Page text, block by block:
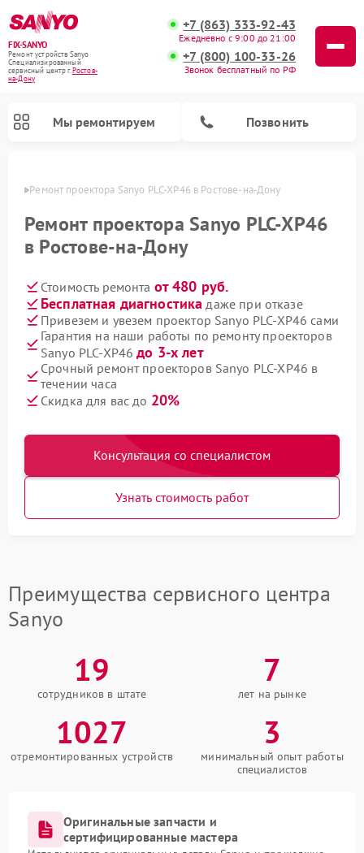
FIX-SANYO
Ремонт устройств Sanyo
Специализированный
cервисный центр г.Ростов-
на-Дону
+7 (863) 333-92-43
Ежедневно с 9:00 до 21:00
+7 (800) 100-33-26
Звонок бесплатный по РФ
Мы ремонтируем Позвонить
Ремонт проектора Sanyo PLC-XP46 в Ростове-на-Дону
Ремонт проектора Sanyo PLC-XP46
в Ростове-на-Дону
Стоимость ремонта от 480 руб.
Бесплатная диагностика даже при отказе
Привезем и увезем проектор Sanyo PLC-XP46 сами
Гарантия на наши работы по ремонту проекторов
Sanyo PLC-XP46до 3-х лет
Срочный ремонт проекторов Sanyo PLC-XP46 в
течении часа
Скидка для вас до 20%
Консультация со специалистом
Узнать стоимость работ
Преимущества сервисного центра
Sanyo
19
сотрудников в штате
7
лет на рынке
1027
отремонтированных устройств
3
минимальный опыт работы
специалистов
Оригинальные запчасти и
сертифицированные мастера